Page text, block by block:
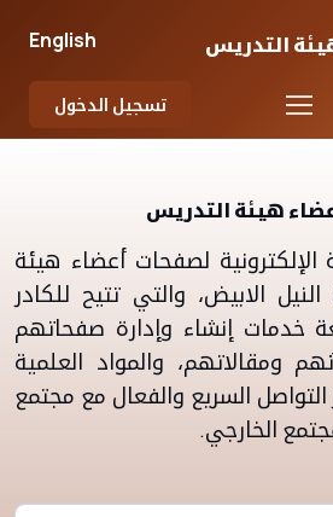
التدريس English
تسجيل الدخول
هيئة التدريس
لصفحات أعضاء هيئة
الابيض، والتي تتيح للكادر
خدمات إنشاء وإدارة صفحاتهم
ومقالاتهم، والمواد العلمية
التواصل السريع والفعال مع مجتمع
الخارجي.